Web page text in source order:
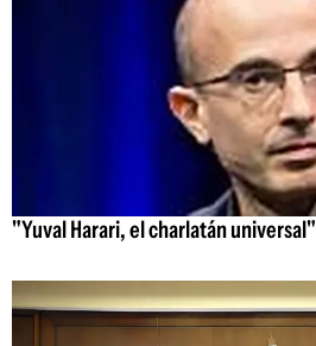
"Yuval Harari, el charlatán universal"